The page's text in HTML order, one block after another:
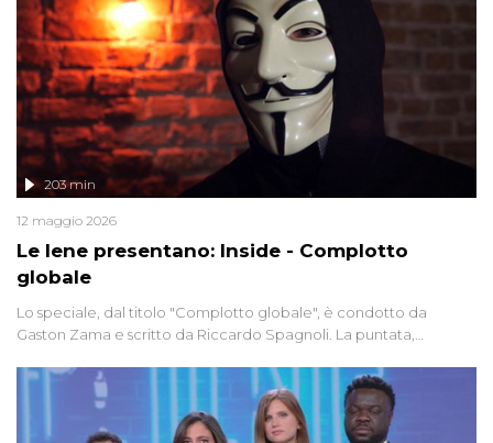
Le Iene presentano: Inside - Complotto
globale
203 min
12 maggio 2026
Lo speciale, dal titolo "Complotto globale", è condotto da
Gaston Zama e scritto da Riccardo Spagnoli. La puntata,
racconta l'universo delle narrazioni alternative, dei sospetti
globali e del complottismo che negli ultimi anni hanno invaso
social network, talk show, piazze digitali e immaginario collettivo.